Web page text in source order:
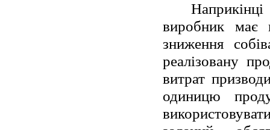
виробник має
зниження
реалізовану
витрат
одиницю